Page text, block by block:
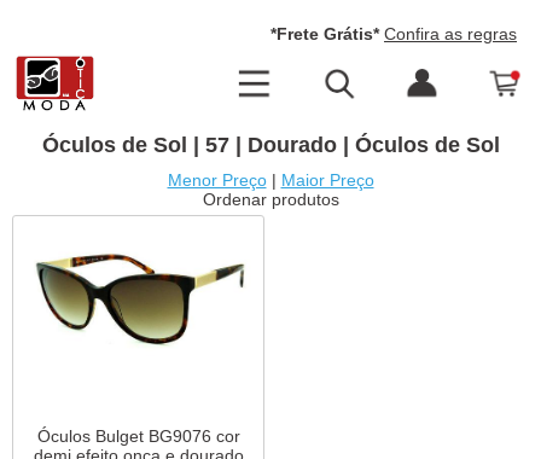
*Frete Grátis* Confira as regras
Óculos de Sol | 57 | Dourado | Óculos de Sol
Menor Preço| Maior Preço
Ordenar produtos
Óculos Bulget BG9076 cor